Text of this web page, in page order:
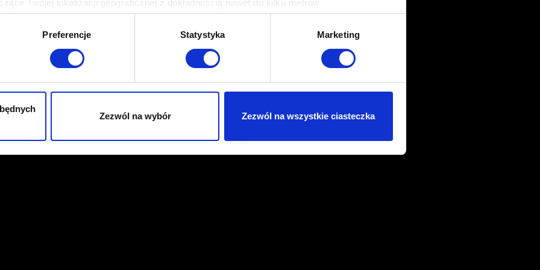
Twojej lokalizacji geograficznej z dokładnością nawet do kilku metrów
aktywnie analizując charakteryzującego je zbiory danych (fingerprinting, czyli
tego, jak Twoje osobiste dane są przetwarzane oraz ustaw własne preferencje wsekcji
cookie możesz zmienić lub wycofać swoją zgodę w dowolnej chwili.
spersonalizowania treści i reklam, aby oferować funkcje społecznościowe i analizować
o tym, jak korzystasz z naszej witryny, udostępniamy partnerom społecznościowym,
mogą połączyć te informacje z innymi danymi otrzymanymi od Ciebie lub
Preferencje Statystyka Marketing
Zezwól na wybór Zezwól na wszystkie ciasteczka